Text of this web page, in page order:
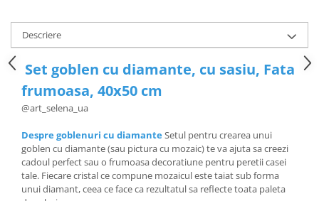
Descriere
Set goblen cu diamante, cu sasiu, Fata
frumoasa, 40x50 cm
@art_selena_ua
Despre goblenuri cu diamanteSetul pentru crearea unui
goblen cu diamante (sau pictura cu mozaic) te va ajuta sa creezi
cadoul perfect sau o frumoasa decoratiune pentru peretii casei
tale. Fiecare cristal ce compune mozaicul este taiat sub forma
unui diamant, ceea ce face ca rezultatul sa reflecte toata paleta